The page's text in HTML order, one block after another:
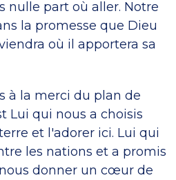
nulle part où aller. Notre
la promesse que Dieu
où il apportera sa
à la merci du plan de
Lui qui nous a choisis
et l'adorer ici. Lui qui
les nations et a promis
donner un cœur de